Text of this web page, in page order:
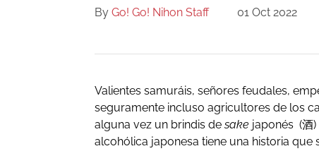
By Go! Go! Nihon Staff 01 Oct 2022
Valientes samuráis, señores feudales,
seguramente incluso agricultores de los
alguna vez un brindis desake japonés (酒
alcohólica japonesa tiene una historia